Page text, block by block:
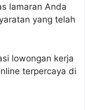
lamaran Anda
yang telah
lowongan kerja
terpercaya di